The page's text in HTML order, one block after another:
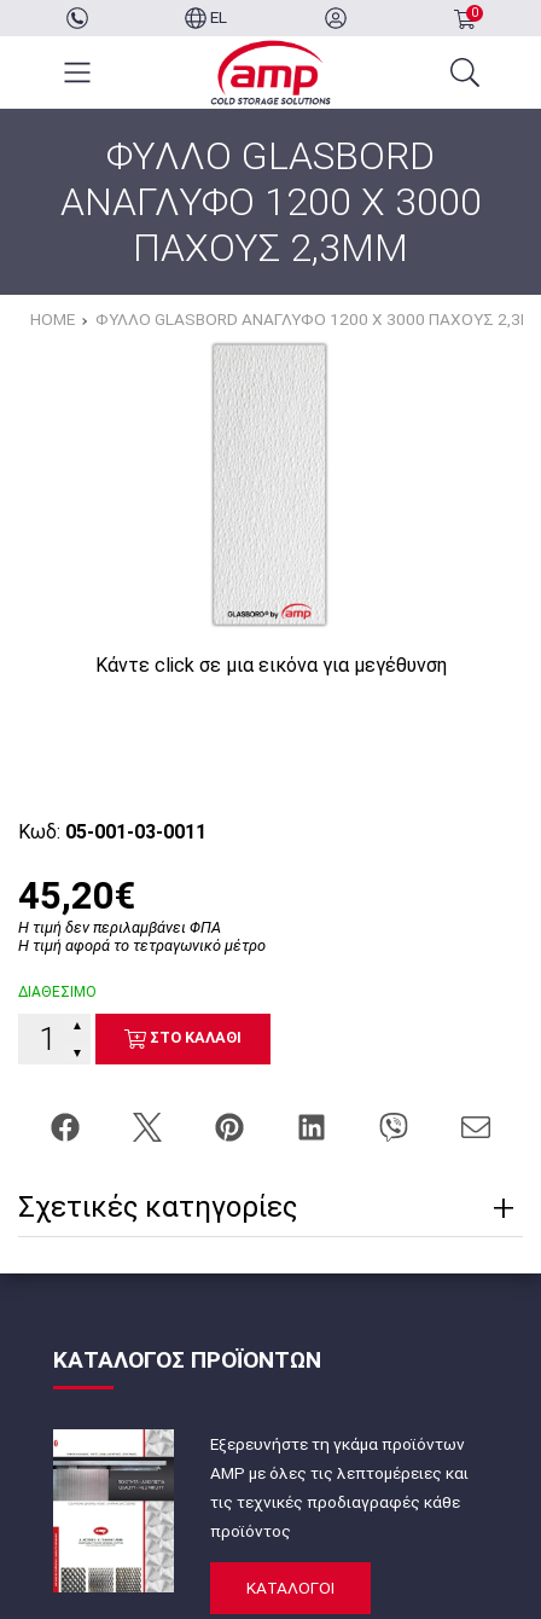
EL 0
ΦΥΛΛΟ GLASBORD
ΑΝΑΓΛΥΦΟ 1200 X 3000
ΠΑΧΟΥΣ 2,3MM
HOME ΦΥΛΛΟ GLASBORD ΑΝΑΓΛΥΦΟ 1200 X 3000 ΠΑΧΟΥΣ
Κάντε click σε μια εικόνα για μεγέθυνση
Κωδ: 05-001-03-0011
45,20€
Η τιμή δεν περιλαμβάνει ΦΠΑ
Η τιμή αφορά το τετραγωνικό μέτρο
ΔΙΑΘΕΣΙΜΟ
▼
▲
ΣΤΟ ΚΑΛΑΘΙ
Σχετικές κατηγορίες
ΚΑΤΑΛΟΓΟΣ ΠΡΟΪΟΝΤΩΝ
Εξερευνήστε τη γκάμα προϊόντων
AMP με όλες τις λεπτομέρειες και
τις τεχνικές προδιαγραφές κάθε
προϊόντος
ΚΑΤΑΛΟΓΟΙ